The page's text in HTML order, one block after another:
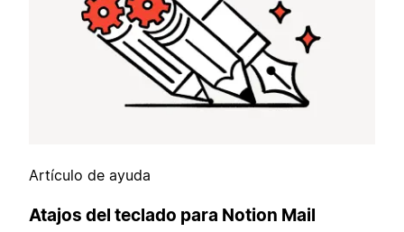
Artículo de ayuda
Atajos del teclado para Notion Mail